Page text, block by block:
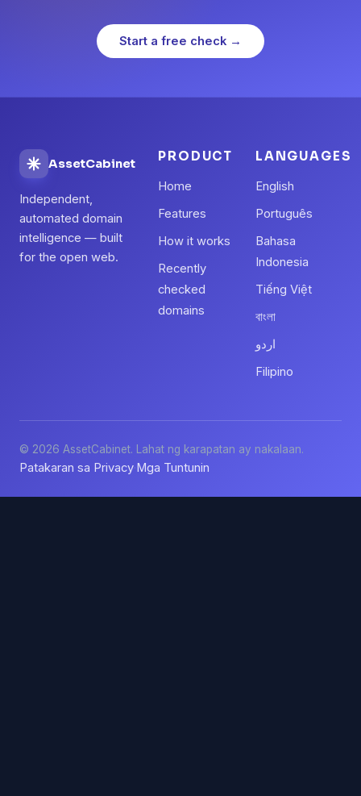
Start a free check →
AssetCabinet
Independent,
automated domain
intelligence — built
for the open web.
PRODUCT
Home
Features
How it works
Recently
checked
domains
LANGUAGES
English
Português
Bahasa
Indonesia
Tiếng Việt
বাংলা
اردو
Filipino
© 2026 AssetCabinet. Lahat ng karapatan ay nakalaan.
Patakaran sa Privacy·Mga Tuntunin